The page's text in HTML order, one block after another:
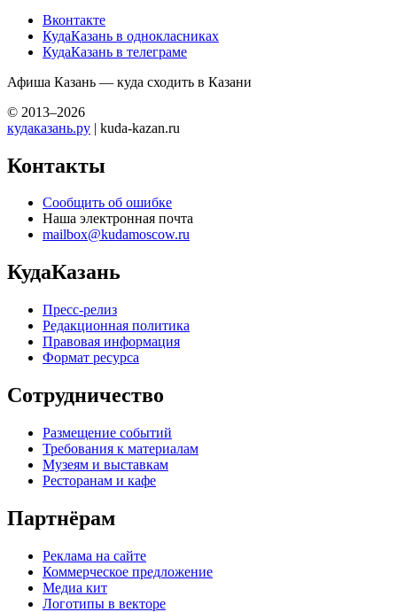
Вконтакте
КудаКазань в однокласниках
КудаКазань в телеграме
Афиша Казань — куда сходить в Казани
© 2013–2026
кудаказань.ру | kuda-kazan.ru
Контакты
Сообщить об ошибке
Наша электронная почта
mailbox@kudamoscow.ru
КудаКазань
Пресс-релиз
Редакционная политика
Правовая информация
Формат ресурса
Сотрудничество
Размещение событий
Требования к материалам
Музеям и выставкам
Ресторанам и кафе
Партнёрам
Реклама на сайте
Коммерческое предложение
Медиа кит
Логотипы в векторе